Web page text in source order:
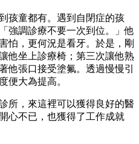
孩童都有。遇到自閉症的孩
強調診療不要一次到位。」他
怕，更何況是看牙。於是，剛
他坐上診療椅；第三次讓他熟
他張口接受塗氟。透過慢慢引
便大為提高。
所，來這裡可以獲得良好的醫
心不已，也獲得了工作成就